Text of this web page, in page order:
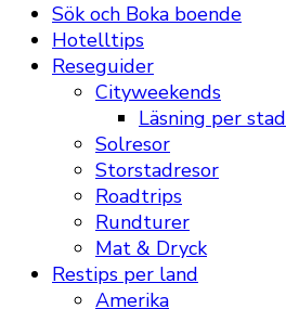
Sök och Boka boende
Hotelltips
Reseguider
Cityweekends
Läsning per stad
Solresor
Storstadresor
Roadtrips
Rundturer
Mat & Dryck
Restips per land
Amerika